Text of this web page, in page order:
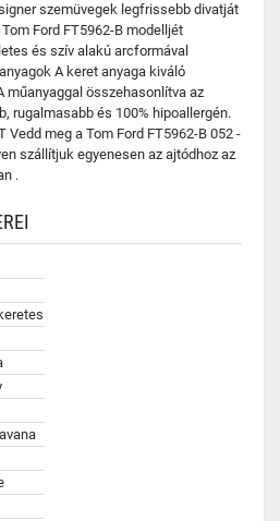
szemüvegek legfrissebb divatját
Ford FT5962-B modelljét
és szív alakú arcformával
A keret anyaga kiváló
műanyaggal összehasonlítva az
rugalmasabb és 100% hipoallergén.
Vedd meg a Tom Ford FT5962-B 052 -
szállítjuk egyenesen az ajtódhoz az
.